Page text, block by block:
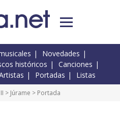
Novedades
históricos
Canciones
Portadas Listas
> Júrame > Portada